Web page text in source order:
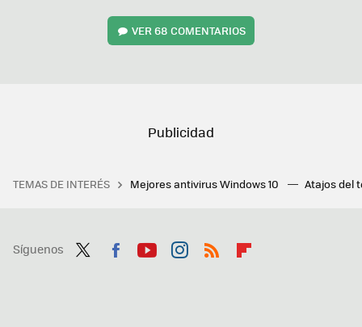
VER68 COMENTARIOS
TEMAS DE INTERÉS Mejores antivirus Windows 10 Atajos del
Síguenos